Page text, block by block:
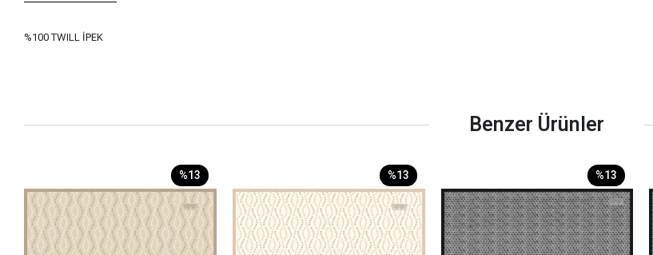
%100 TWILL İPEK
Benzer Ürünler
%13 %13 %13